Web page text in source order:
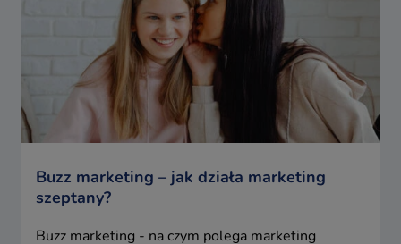
Buzz marketing – jak działa marketing
szeptany?
Buzz marketing - na czym polega marketing